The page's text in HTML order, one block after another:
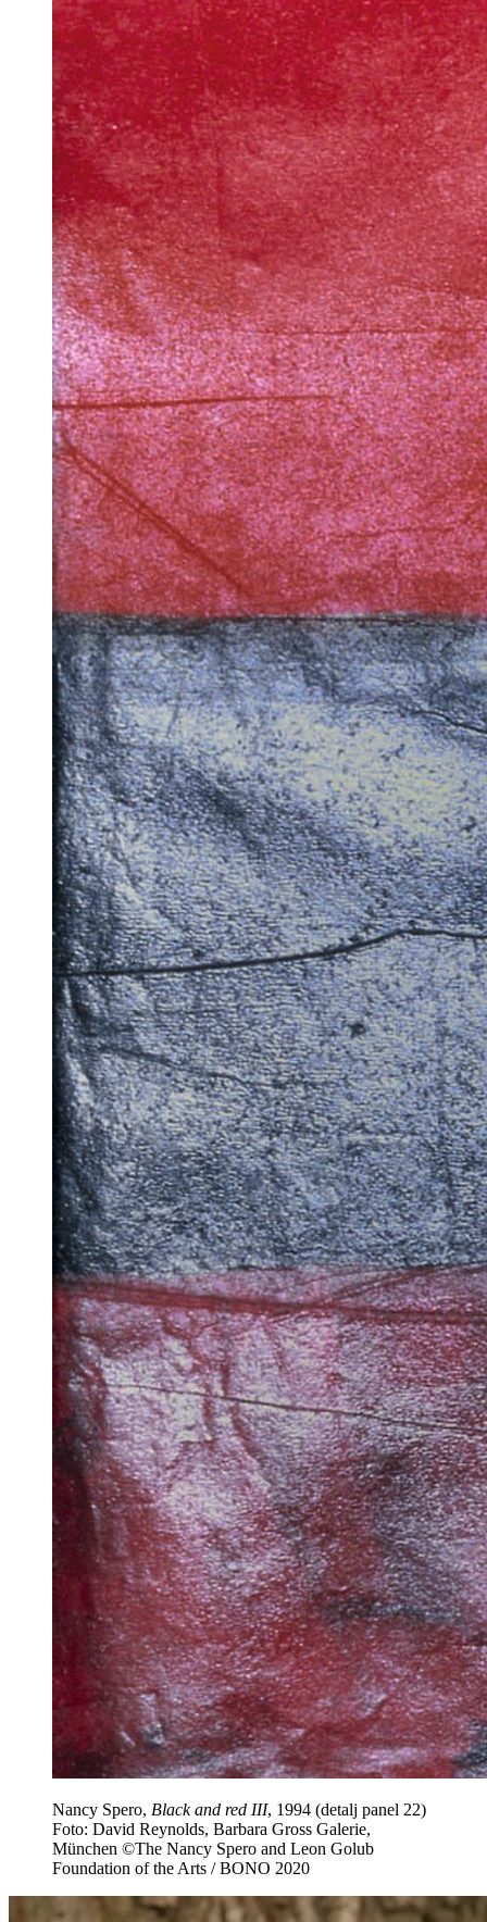
Nancy Spero, Black and red III, 1994 (detalj panel 22)
Foto: David Reynolds, Barbara Gross Galerie,
München ©The Nancy Spero and Leon Golub
Foundation of the Arts / BONO 2020